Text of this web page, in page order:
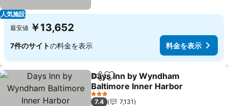
人気施設
最安値 ￥13,652
7件のサイトの料金を表示 料金を表示
シェアお気に入りに追加
Days Inn by Wyndham
Baltimore Inner Harbor
料金を表示
3 ホテルのランク
7.4
7,131